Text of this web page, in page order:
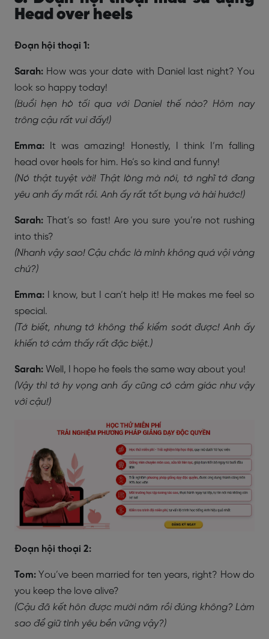
Head over heels
Đoạn hội thoại 1:
Sarah: How was your date with Daniel last night? You
look so happy today!
(Buổi hẹn hò tối qua với Daniel thế nào? Hôm nay
trông cậu rất vui đấy!)
Emma: It was amazing! Honestly, I think I’m falling
head over heels for him. He’s so kind and funny!
(Nó thật tuyệt vời! Thật lòng mà nói, tớ nghĩ tớ đang
yêu anh ấy mất rồi. Anh ấy rất tốt bụng và hài hước!)
Sarah: That’s so fast! Are you sure you’re not rushing
into this?
(Nhanh vậy sao! Cậu chắc là mình không quá vội vàng
chứ?)
Emma: I know, but I can’t help it! He makes me feel so
special.
(Tớ biết, nhưng tớ không thể kiểm soát được! Anh ấy
khiến tớ cảm thấy rất đặc biệt.)
Sarah: Well, I hope he feels the same way about you!
(Vậy thì tớ hy vọng anh ấy cũng có cảm giác như vậy
với cậu!)
Đoạn hội thoại 2:
Tom: You’ve been married for ten years, right? How do
you keep the love alive?
(Cậu đã kết hôn được mười năm rồi đúng không? Làm
sao để giữ tình yêu bền vững vậy?)